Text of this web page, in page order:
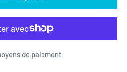
de paiement